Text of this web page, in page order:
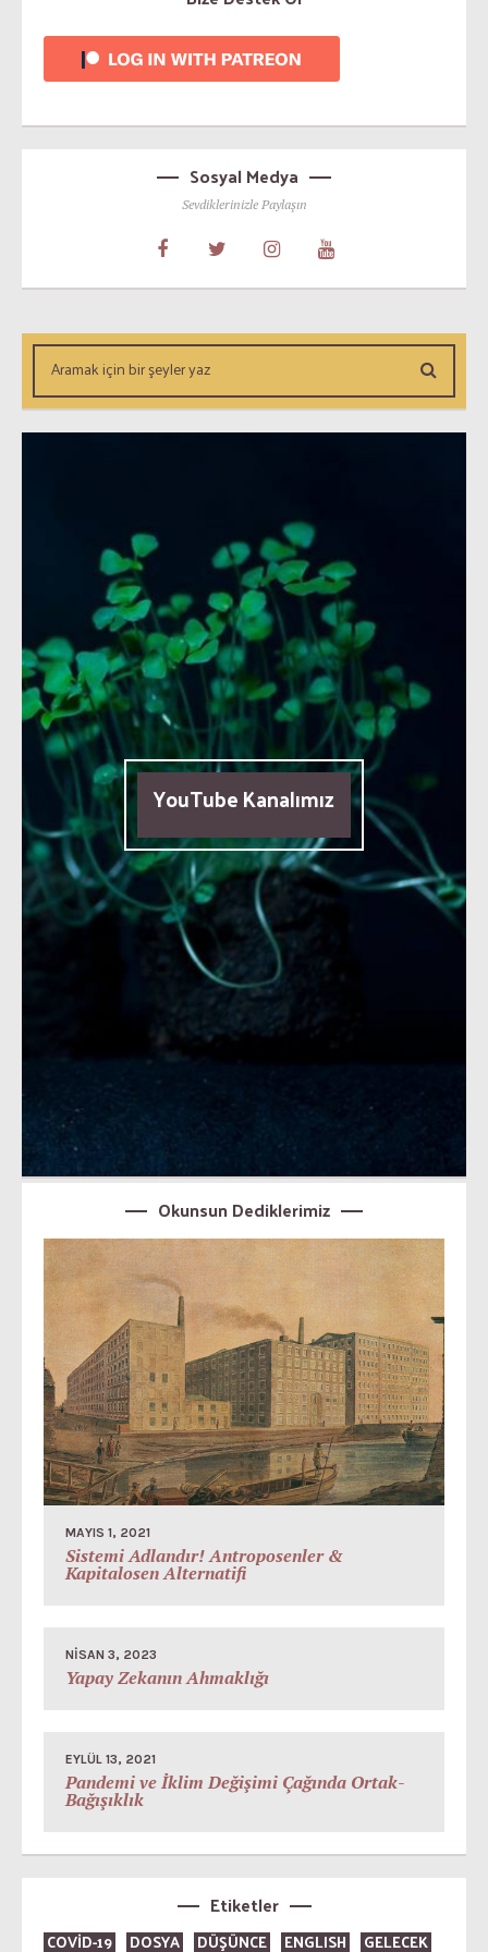
Sosyal Medya
Sevdiklerinizle Paylaşın
YouTube Kanalımız
Okunsun Dediklerimiz
MAYIS 1, 2021
Sistemi Adlandır! Antroposenler &
Kapitalosen Alternatifi
NISAN 3, 2023
Yapay Zekanın Ahmaklığı
EYLÜL 13, 2021
Pandemi ve İklim Değişimi Çağında Ortak-
Bağışıklık
Etiketler
COVID-19 DOSYA DÜŞÜNCE ENGLISH GELECEK